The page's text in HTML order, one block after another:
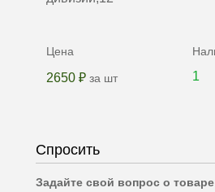
2650 ₽ за шт 1
Спросить
Задайте свой вопрос о товаре